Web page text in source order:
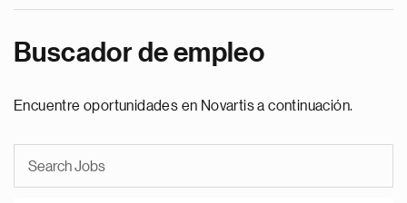
Buscador de empleo
Encuentre oportunidades en Novartis a continuación.